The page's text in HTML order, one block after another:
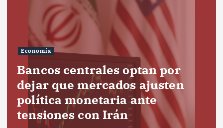
Economía
Bancos centrales optan por
dejar que mercados ajusten
política monetaria ante
tensiones con Irán